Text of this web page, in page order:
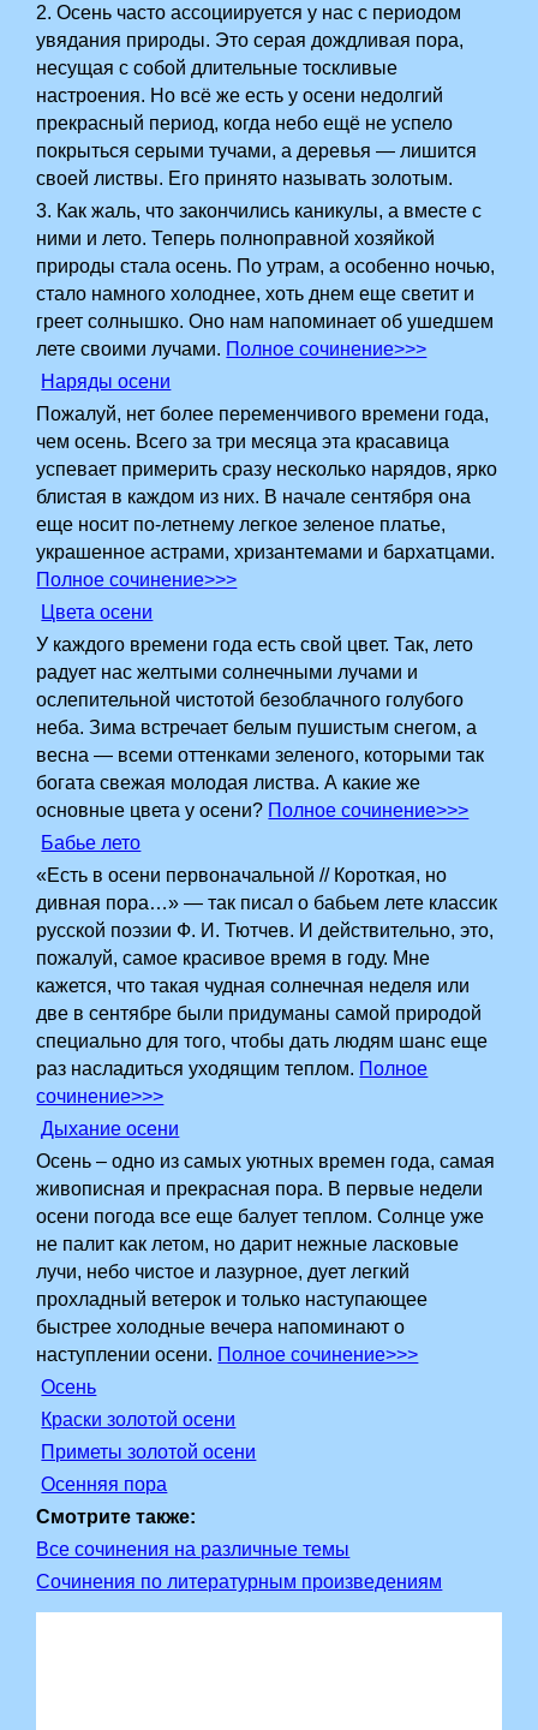
2. Осень часто ассоциируется у нас с периодом
увядания природы. Это серая дождливая пора,
несущая с собой длительные тоскливые
настроения. Но всё же есть у осени недолгий
прекрасный период, когда небо ещё не успело
покрыться серыми тучами, а деревья — лишится
своей листвы. Его принято называть золотым.
3. Как жаль, что закончились каникулы, а вместе с
ними и лето. Теперь полноправной хозяйкой
природы стала осень. По утрам, а особенно ночью,
стало намного холоднее, хоть днем еще светит и
греет солнышко. Оно нам напоминает об ушедшем
лете своими лучами. Полное сочинение>>>
Наряды осени
Пожалуй, нет более переменчивого времени года,
чем осень. Всего за три месяца эта красавица
успевает примерить сразу несколько нарядов, ярко
блистая в каждом из них. В начале сентября она
еще носит по-летнему легкое зеленое платье,
украшенное астрами, хризантемами и бархатцами.
Полное сочинение>>>
Цвета осени
У каждого времени года есть свой цвет. Так, лето
радует нас желтыми солнечными лучами и
ослепительной чистотой безоблачного голубого
неба. Зима встречает белым пушистым снегом, а
весна — всеми оттенками зеленого, которыми так
богата свежая молодая листва. А какие же
основные цвета у осени? Полное сочинение>>>
Бабье лето
«Есть в осени первоначальной // Короткая, но
дивная пора…» — так писал о бабьем лете классик
русской поэзии Ф. И. Тютчев. И действительно, это,
пожалуй, самое красивое время в году. Мне
кажется, что такая чудная солнечная неделя или
две в сентябре были придуманы самой природой
специально для того, чтобы дать людям шанс еще
раз насладиться уходящим теплом. Полное
сочинение>>>
Дыхание осени
Осень – одно из самых уютных времен года, самая
живописная и прекрасная пора. В первые недели
осени погода все еще балует теплом. Солнце уже
не палит как летом, но дарит нежные ласковые
лучи, небо чистое и лазурное, дует легкий
прохладный ветерок и только наступающее
быстрее холодные вечера напоминают о
наступлении осени. Полное сочинение>>>
Осень
Краски золотой осени
Приметы золотой осени
Осенняя пора
Смотрите также:
Все сочинения на различные темы
Сочинения по литературным произведениям